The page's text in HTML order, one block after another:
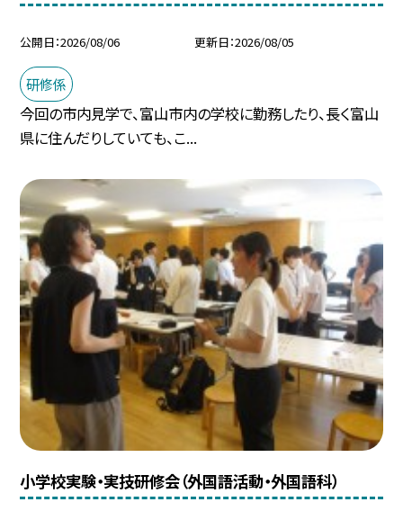
公開日 2026/08/06 更新日 2026/08/05
研修係
今回の市内見学で、富山市内の学校に勤務したり、長く富山
県に住んだりしていても、こ...
小学校実験・実技研修会（外国語活動・外国語科）